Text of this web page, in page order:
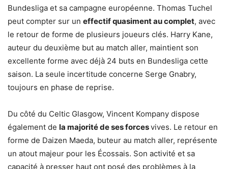
Bundesliga et sa campagne européenne. Thomas Tuchel
peut compter sur un effectif quasiment au complet, avec
le retour de forme de plusieurs joueurs clés. Harry Kane,
auteur du deuxième but au match aller, maintient son
excellente forme avec déjà 24 buts en Bundesliga cette
saison. La seule incertitude concerne Serge Gnabry,
toujours en phase de reprise.
Du côté du Celtic Glasgow, Vincent Kompany dispose
également de la majorité de ses forcesvives. Le retour en
forme de Daizen Maeda, buteur au match aller, représente
un atout majeur pour les Écossais. Son activité et sa
capacité à presser haut ont posé des problèmes à la